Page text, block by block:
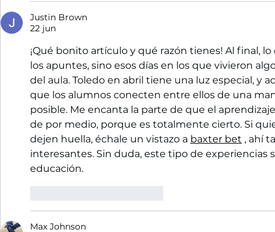
Justin Brown
22 jun
¡Qué bonito artículo y qué razón tienes! Al final,
los apuntes, sino esos días en los que vivieron
del aula. Toledo en abril tiene una luz especial, y
que los alumnos conecten entre ellos de una
posible. Me encanta la parte de que el
de por medio, porque es totalmente cierto. Si
dejen huella, échale un vistazo a baxter bet , ahí
interesantes. Sin duda, este tipo de experiencias
educación.
Max Johnson